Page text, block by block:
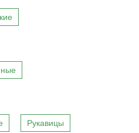
Рукавицы